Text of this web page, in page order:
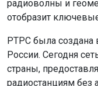
радиостанциям без
телерадиовещание
оборудование
самые отдалённые